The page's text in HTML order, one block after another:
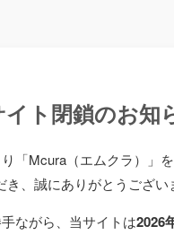
イト閉鎖のお知
「Mcura（エムクラ）」
き、誠にありがとうござい
ながら、当サイトは2026